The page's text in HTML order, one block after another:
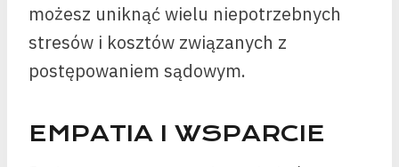
możesz uniknąć wielu niepotrzebnych
stresów i kosztów związanych z
postępowaniem sądowym.
EMPATIA I WSPARCIE